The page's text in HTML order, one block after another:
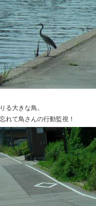
る大きな鳥。
れて鳥さんの行動監視！